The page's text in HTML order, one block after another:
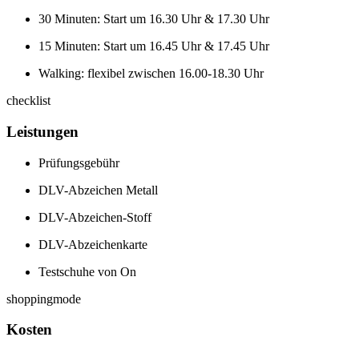
30 Minuten: Start um 16.30 Uhr & 17.30 Uhr
15 Minuten: Start um 16.45 Uhr & 17.45 Uhr
Walking: flexibel zwischen 16.00-18.30 Uhr
checklist
Leistungen
Prüfungsgebühr
DLV-Abzeichen Metall
DLV-Abzeichen-Stoff
DLV-Abzeichenkarte
Testschuhe von On
shoppingmode
Kosten